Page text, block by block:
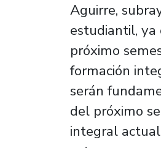
Aguirre,
estudiantil,
próximo
formación
serán
del próximo
integral